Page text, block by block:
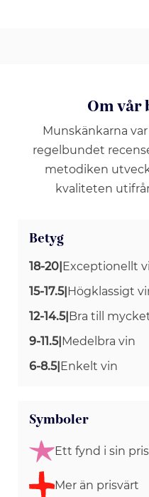
Om vår
Munskänkarna
regelbundet
metodiken
kvaliteten
Betyg
18-20|Exceptionellt
15-17.5|Högklassigt
12-14.5|Bra till
9-11.5|Medelbra vin
6-8.5|Enkelt vin
Symboler
Ett fynd i sin
Mer än prisvärt